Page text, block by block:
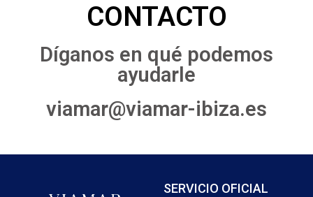
CONTACTO
Díganos en qué podemos
ayudarle
viamar@viamar-ibiza.es
SERVICIO OFICIAL